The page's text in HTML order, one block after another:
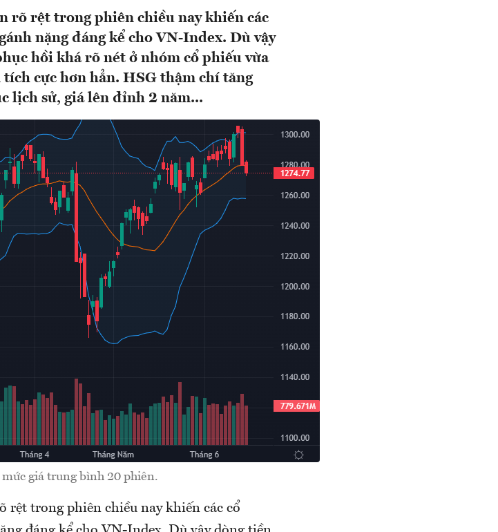
rõ rệt trong phiên chiều nay khiến các
nặng đáng kể cho VN-Index. Dù vậy
hồi khá rõ nét ở nhóm cổ phiếu vừa
tích cực hơn hẳn. HSG thậm chí tăng
lịch sử, giá lên đỉnh 2 năm...
giá trung bình 20 phiên.
rệt trong phiên chiều nay khiến các cổ